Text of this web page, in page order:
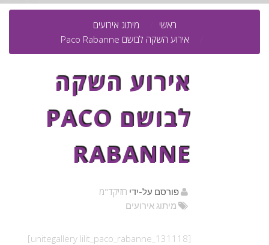
ראשי
מיתוג אירועים
אירוע השקה לבושם Paco Rabanne
אירוע השקה
לבושם PACO
RABANNE
פורסם על-ידי חזיקד"מ
מיתוג אירועים
[unitegallery lilit_paco_rabanne_131118]